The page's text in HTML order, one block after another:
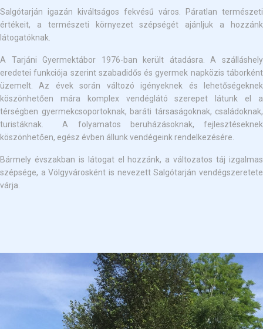
Salgótarján igazán kiváltságos fekvésű város. Páratlan természeti
értékeit, a természeti környezet szépségét ajánljuk a hozzánk
látogatóknak.
A Tarjáni Gyermektábor 1976-ban került átadásra. A szálláshely
eredetei funkciója szerint szabadidős és gyermek napközis táborként
üzemelt. Az évek során változó igényeknek és lehetőségeknek
köszönhetően mára komplex vendéglátó szerepet látunk el a
térségben gyermekcsoportoknak, baráti társaságoknak, családoknak,
turistáknak. A folyamatos beruházásoknak, fejlesztéseknek
köszönhetően, egész évben állunk vendégeink rendelkezésére.
Bármely évszakban is látogat el hozzánk, a változatos táj izgalmas
szépsége, a Völgyvárosként is nevezett Salgótarján vendégszeretete
várja.